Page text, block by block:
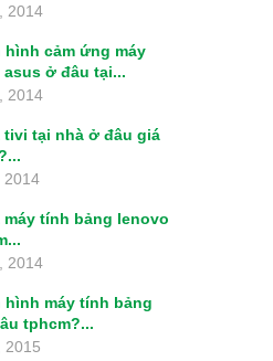
2014
hình cảm ứng máy
ở đâu tại...
2014
tivi tại nhà ở đâu giá
2014
máy tính bảng lenovo
2014
hình máy tính bảng
tphcm?...
2015